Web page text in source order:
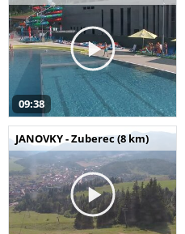
09:38
JANOVKY - Zuberec (8 km)